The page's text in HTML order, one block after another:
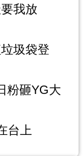
我放
圾袋登
粉砸YG大
台上